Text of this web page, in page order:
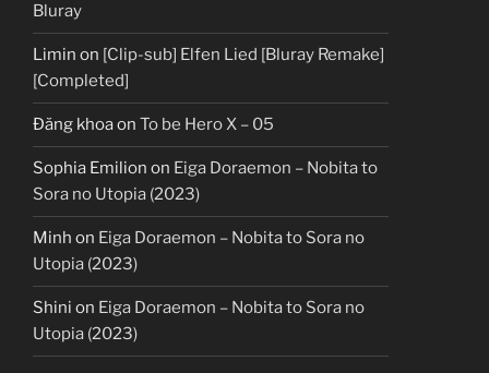
Bluray
Limin on [Clip-sub] Elfen Lied [Bluray Remake]
[Completed]
Đăng khoaon To be Hero X – 05
Sophia Emilion on Eiga Doraemon – Nobita to
Sora no Utopia (2023)
Minh on Eiga Doraemon – Nobita to Sora no
Utopia (2023)
Shini on Eiga Doraemon – Nobita to Sora no
Utopia (2023)